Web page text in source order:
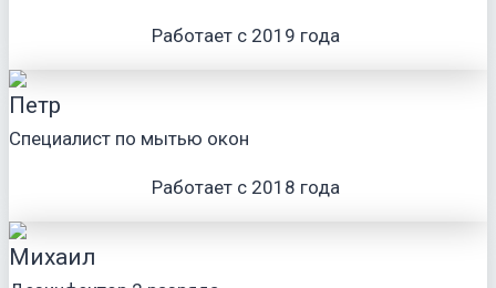
Работает с 2019 года
Петр
Специалист по мытью окон
Работает с 2018 года
Михаил